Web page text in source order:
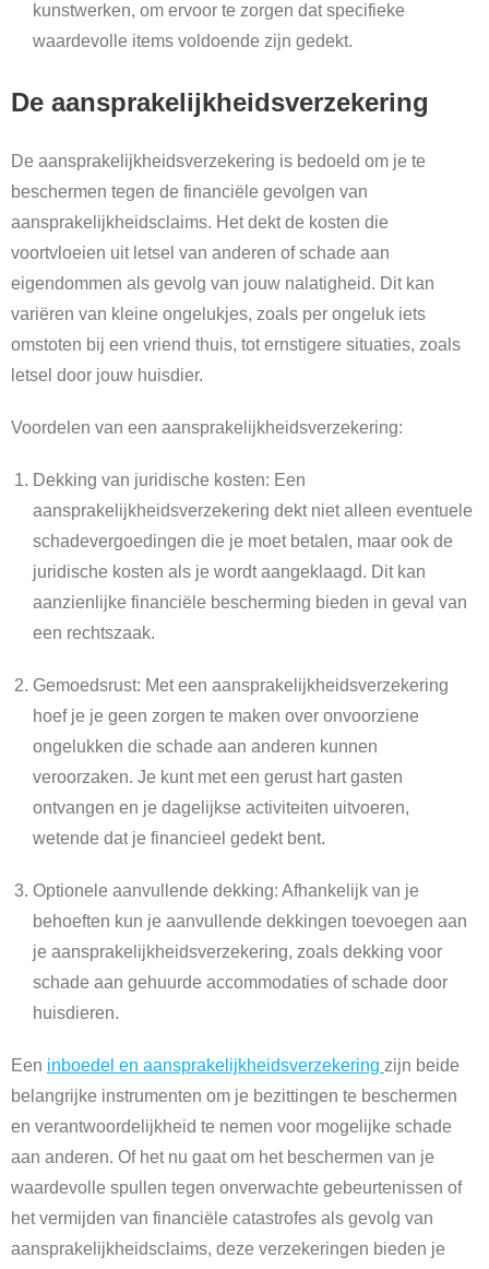
kunstwerken, om ervoor te zorgen dat specifieke
waardevolle items voldoende zijn gedekt.
De aansprakelijkheidsverzekering
De aansprakelijkheidsverzekering is bedoeld om je te
beschermen tegen de financiële gevolgen van
aansprakelijkheidsclaims. Het dekt de kosten die
voortvloeien uit letsel van anderen of schade aan
eigendommen als gevolg van jouw nalatigheid. Dit kan
variëren van kleine ongelukjes, zoals per ongeluk iets
omstoten bij een vriend thuis, tot ernstigere situaties, zoals
letsel door jouw huisdier.
Voordelen van een aansprakelijkheidsverzekering:
Dekking van juridische kosten: Een
aansprakelijkheidsverzekering dekt niet alleen eventuele
schadevergoedingen die je moet betalen, maar ook de
juridische kosten als je wordt aangeklaagd. Dit kan
aanzienlijke financiële bescherming bieden in geval van
een rechtszaak.
Gemoedsrust: Met een aansprakelijkheidsverzekering
hoef je je geen zorgen te maken over onvoorziene
ongelukken die schade aan anderen kunnen
veroorzaken. Je kunt met een gerust hart gasten
ontvangen en je dagelijkse activiteiten uitvoeren,
wetende dat je financieel gedekt bent.
Optionele aanvullende dekking: Afhankelijk van je
behoeften kun je aanvullende dekkingen toevoegen aan
je aansprakelijkheidsverzekering, zoals dekking voor
schade aan gehuurde accommodaties of schade door
huisdieren.
Een inboedel en aansprakelijkheidsverzekering zijn beide
belangrijke instrumenten om je bezittingen te beschermen
en verantwoordelijkheid te nemen voor mogelijke schade
aan anderen. Of het nu gaat om het beschermen van je
waardevolle spullen tegen onverwachte gebeurtenissen of
het vermijden van financiële catastrofes als gevolg van
aansprakelijkheidsclaims, deze verzekeringen bieden je